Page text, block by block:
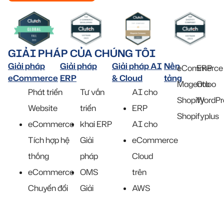
GIẢI PHÁP CỦA CHÚNG TÔI
Giải pháp
eCommerce
Phát triển
Website
eCommerce
Tích hợp hệ
thống
eCommerce
Chuyển đổi
Giải pháp
ERP
Tư vấn
triển
khai ERP
Giải
pháp
OMS
Giải
Giải pháp AI
& Cloud
AI cho
ERP
AI cho
eCommerce
Cloud
trên
AWS
Nền
tảng
eCommerce
Magento
Shopify
Shopifyplus
ERP
Odoo